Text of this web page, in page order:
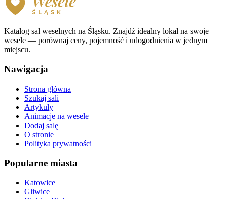
Katalog sal weselnych na Śląsku. Znajdź idealny lokal na swoje
wesele — porównaj ceny, pojemność i udogodnienia w jednym
miejscu.
Nawigacja
Strona główna
Szukaj sali
Artykuły
Animacje na wesele
Dodaj salę
O stronie
Polityka prywatności
Popularne miasta
Katowice
Gliwice